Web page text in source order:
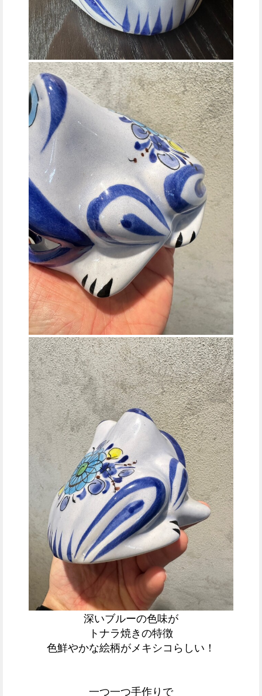
深いブルーの色味が
トナラ焼きの特徴
色鮮やかな絵柄がメキシコらしい！
一つ一つ手作りで